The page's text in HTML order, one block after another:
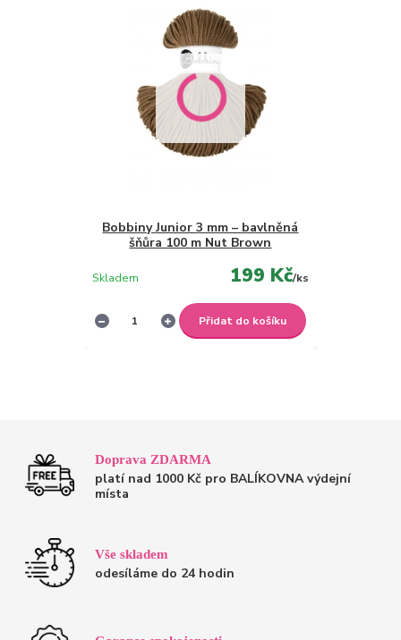
Bobbiny Junior 3 mm – bavlněná
šňůra 100 m Nut Brown
199 Kč/ks
Skladem
Přidat do košíku
Doprava ZDARMA
platí nad 1000 Kč pro BALÍKOVNA výdejní
místa
Vše skladem
odesíláme do 24 hodin